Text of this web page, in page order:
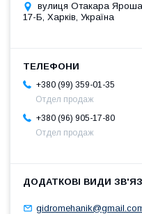
вулиця Отакара
17-Б, Харків, Україна
+380 (99) 359-01-35
Отдел продаж
+380 (96) 905-17-80
Отдел продаж